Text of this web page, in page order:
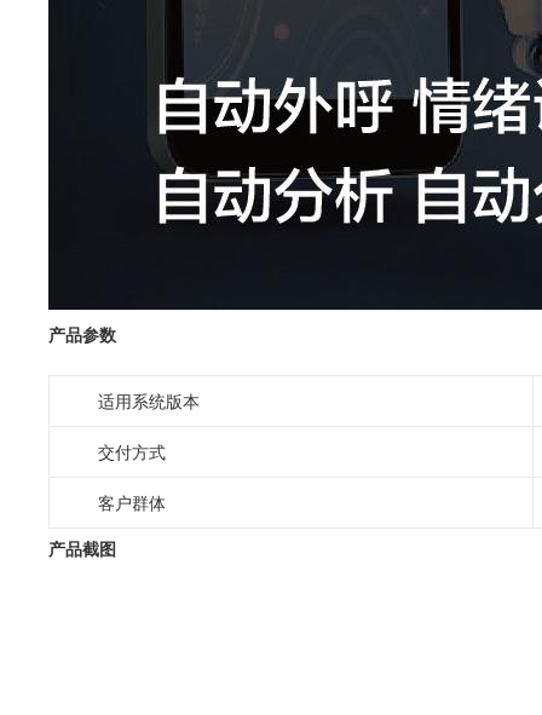
产品参数
适用系统版本
交付方式
客户群体
产品截图